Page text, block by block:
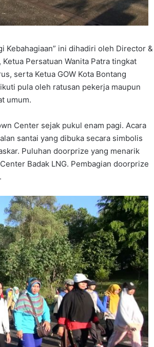
Kebahagiaan” ini dihadiri oleh Director &
Persatuan Wanita Patra tingkat
serta Ketua GOW Kota Bontang
pula oleh ratusan pekerja maupun
umum.
Center sejak pukul enam pagi. Acara
santai yang dibuka secara simbolis
Puluhan doorprize yang menarik
Badak LNG. Pembagian doorprize